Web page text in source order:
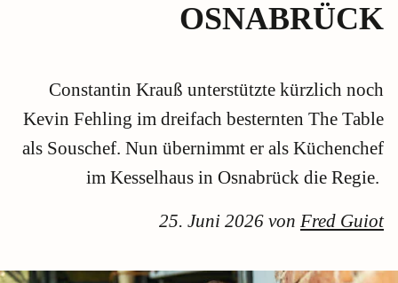
OSNABRÜCK
Constantin Krauß unterstützte kürzlich noch
Kevin Fehling im dreifach besternten The Table
als Souschef. Nun übernimmt er als Küchenchef
im Kesselhaus in Osnabrück die Regie.
25. Juni 2026 von Fred Guiot